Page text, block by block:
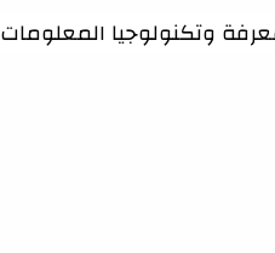
وتكنولوجيا المعلومات